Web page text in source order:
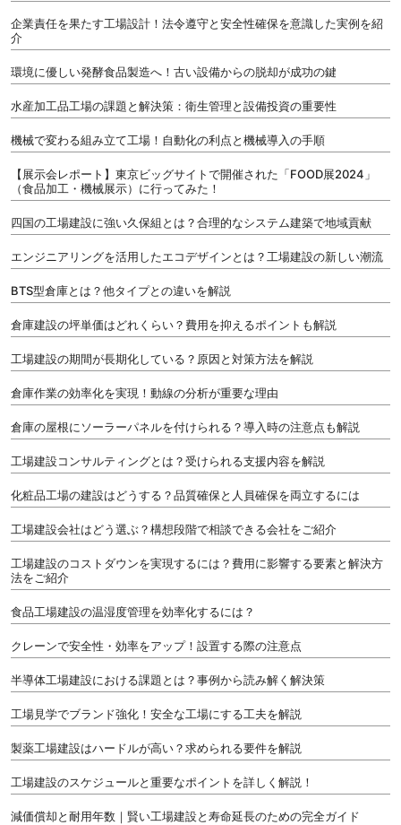
企業責任を果たす工場設計！法令遵守と安全性確保を意識した実例を紹
介
環境に優しい発酵食品製造へ！古い設備からの脱却が成功の鍵
水産加工品工場の課題と解決策：衛生管理と設備投資の重要性
機械で変わる組み立て工場！自動化の利点と機械導入の手順
【展示会レポート】東京ビッグサイトで開催された「FOOD展2024」
（食品加工・機械展示）に行ってみた！
四国の工場建設に強い久保組とは？合理的なシステム建築で地域貢献
エンジニアリングを活用したエコデザインとは？工場建設の新しい潮流
BTS型倉庫とは？他タイプとの違いを解説
倉庫建設の坪単価はどれくらい？費用を抑えるポイントも解説
工場建設の期間が長期化している？原因と対策方法を解説
倉庫作業の効率化を実現！動線の分析が重要な理由
倉庫の屋根にソーラーパネルを付けられる？導入時の注意点も解説
工場建設コンサルティングとは？受けられる支援内容を解説
化粧品工場の建設はどうする？品質確保と人員確保を両立するには
工場建設会社はどう選ぶ？構想段階で相談できる会社をご紹介
工場建設のコストダウンを実現するには？費用に影響する要素と解決方
法をご紹介
食品工場建設の温湿度管理を効率化するには？
クレーンで安全性・効率をアップ！設置する際の注意点
半導体工場建設における課題とは？事例から読み解く解決策
工場見学でブランド強化！安全な工場にする工夫を解説
製薬工場建設はハードルが高い？求められる要件を解説
工場建設のスケジュールと重要なポイントを詳しく解説！
減価償却と耐用年数｜賢い工場建設と寿命延長のための完全ガイド